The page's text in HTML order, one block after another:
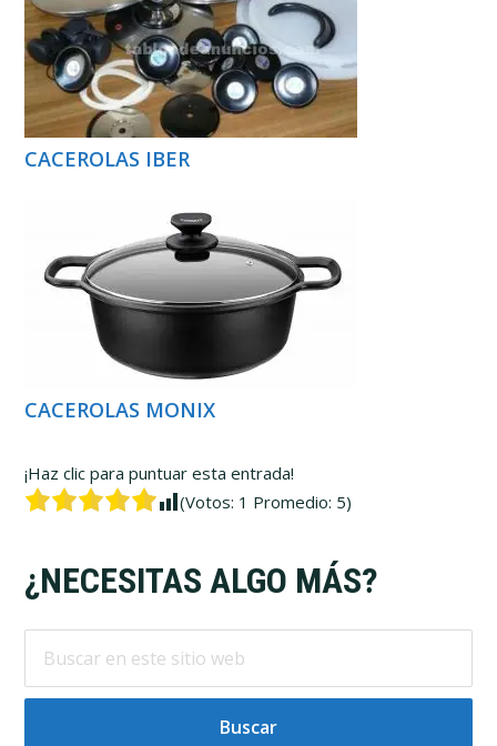
CACEROLAS IBER
CACEROLAS MONIX
¡Haz clic para puntuar esta entrada!
(Votos: 1 Promedio: 5)
Footer
¿NECESITAS ALGO MÁS?
este